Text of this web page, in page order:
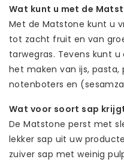
Wat kunt u met de
Met de Matstone kunt u
tot zacht fruit en van
tarwegras. Tevens kunt
het maken van ijs, pasta,
notenboters en
Wat voor soort sap
De Matstone perst met
lekker sap uit uw
zuiver sap met weinig